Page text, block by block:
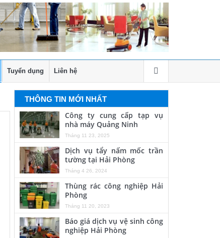
Tuyển dụng Liên hệ
THÔNG TIN MỚI NHẤT
Công ty cung cấp tạp vụ
nhà máy Quảng Ninh
Tháng 11 23, 2025
Dịch vụ tẩy nấm mốc trần
tường tại Hải Phòng
Tháng 4 26, 2024
Thùng rác công nghiệp Hải
Phòng
Tháng 11 20, 2023
Báo giá dịch vụ vệ sinh công
nghiệp Hải Phòng